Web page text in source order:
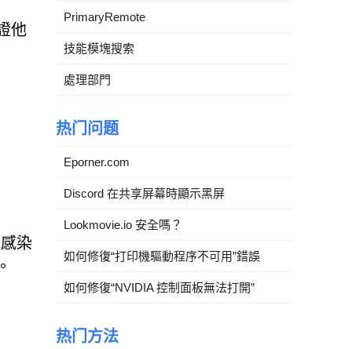
他
染
PrimaryRemote
技能模塊搜索
處理部門
热门问题
Eporner.com
Discord 在共享屏幕時顯示黑屏
Lookmovie.io 安全嗎？
如何修復“打印機驅動程序不可用”錯誤
如何修復“NVIDIA 控制面板無法打開”
热门方法